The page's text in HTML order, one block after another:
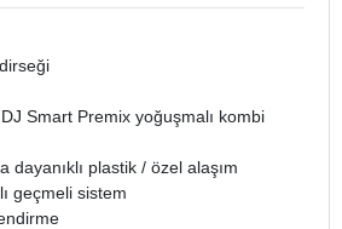
Smart Premix yoğuşmalı kombi
dayanıklı plastik / özel alaşım
geçmeli sistem